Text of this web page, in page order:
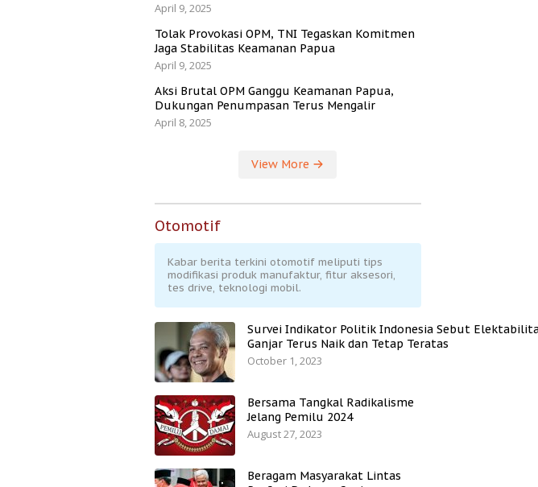
April 9, 2025
Tolak Provokasi OPM, TNI Tegaskan Komitmen
Jaga Stabilitas Keamanan Papua
April 9, 2025
Aksi Brutal OPM Ganggu Keamanan Papua,
Dukungan Penumpasan Terus Mengalir
April 8, 2025
View More
Otomotif
Kabar berita terkini otomotif meliputi tips
modifikasi produk manufaktur, fitur aksesori,
tes drive, teknologi mobil.
Survei Indikator Politik Indonesia Sebut
Ganjar Terus Naik dan Tetap Teratas
October 1, 2023
Bersama Tangkal Radikalisme
Jelang Pemilu 2024
August 27, 2023
Beragam Masyarakat Lintas